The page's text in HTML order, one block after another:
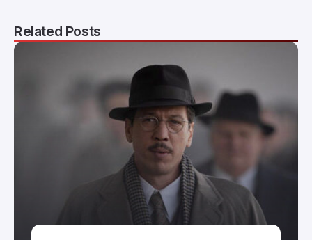
Related Posts